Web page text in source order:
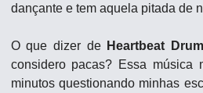
dançante e tem aquela pitada de
O que dizer de Heartbeat Drum
considero pacas? Essa música
minutos questionando minhas